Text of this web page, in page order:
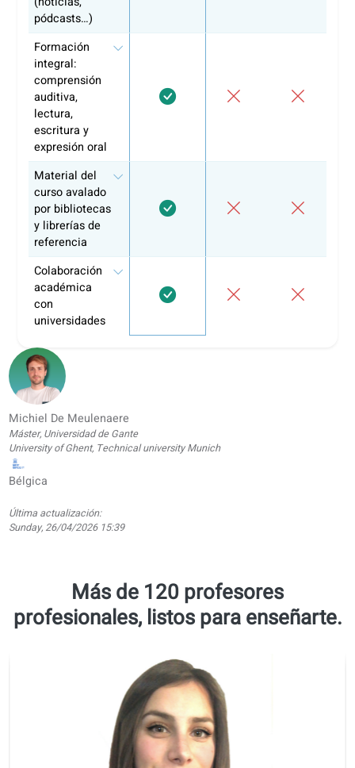
Si tu empresa tiene empleados,
formación en FUNDAE.
ConcoLanguage, puedes utilizarlo para formar a tu
idiomas profesionales
Accede a FUNDAE, autoriza a
Edutalent SL (NIF
contáctanos
Te ayudamos a definir la formación, gestionamos toda la
parte administrativa y te acompañamos hasta la
de la bonificación.
Forma a tu equipo. Nosotros nos encargamos del resto.
¿Por qué más de 10.000 alumnos
han elegido coLanguage?
Funcionalidad
Tareas
personalizadas
aprendizaje
estructurados
Clases de